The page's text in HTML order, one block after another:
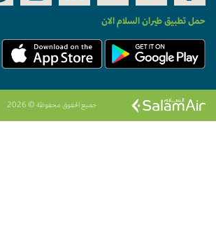
حمل تطبيق طيران السلام الان
جميع الحقوق محفوظة © 2026